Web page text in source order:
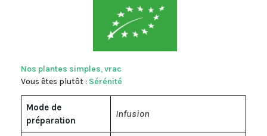
Nos plantes simples,vrac
Vous êtes plutôt : Sérénité
Mode de
préparation
Infusion